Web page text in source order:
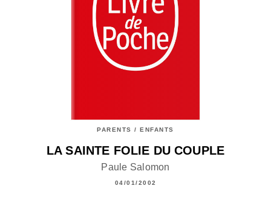
PARENTS / ENFANTS
LA SAINTE FOLIE DU COUPLE
Paule Salomon
04/01/2002